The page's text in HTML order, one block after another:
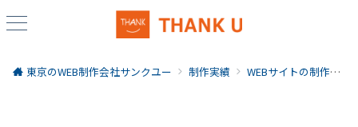
東京のWEB制作会社サンクユー 制作実績 WEBサイトの制作実績